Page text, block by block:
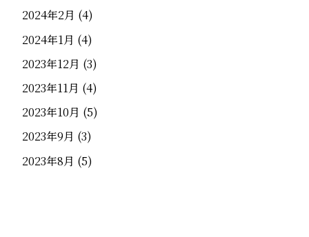
2024年2月 (4)
2024年1月 (4)
2023年12月 (3)
2023年11月 (4)
2023年10月 (5)
2023年9月 (3)
2023年8月 (5)